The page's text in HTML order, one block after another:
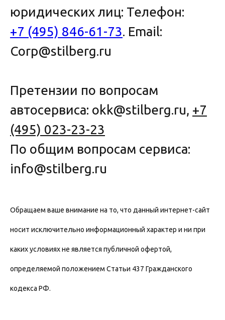
юридических лиц: Телефон:
+7 (495) 846-61-73. Email:
Corp@stilberg.ru
Претензии по вопросам
автосервиса: okk@stilberg.ru, +7
(495) 023-23-23
По общим вопросам сервиса:
info@stilberg.ru
Обращаем ваше внимание на то, что данный интернет-сайт
носит исключительно информационный характер и ни при
каких условиях не является публичной офертой,
определяемой положением Статьи 437 Гражданского
кодекса РФ.